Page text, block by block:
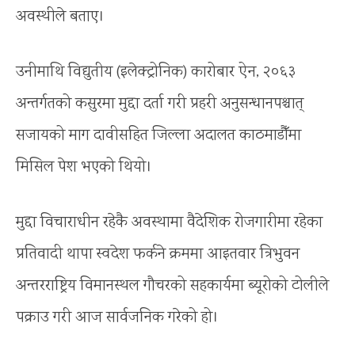
अवस्थीले बताए।
उनीमाथि विद्युतीय (इलेक्ट्रोनिक) कारोबार ऐन, २०६३
अन्तर्गतको कसुरमा मुद्दा दर्ता गरी प्रहरी अनुसन्धानपश्चात्
सजायको माग दावीसहित जिल्ला अदालत काठमाडौँमा
मिसिल पेश भएको थियो।
मुद्दा विचाराधीन रहेकै अवस्थामा वैदेशिक रोजगारीमा रहेका
प्रतिवादी थापा स्वदेश फर्कने क्रममा आइतवार त्रिभुवन
अन्तरराष्ट्रिय विमानस्थल गौचरको सहकार्यमा ब्यूरोको टोलीले
पक्राउ गरी आज सार्वजनिक गरेको हो।